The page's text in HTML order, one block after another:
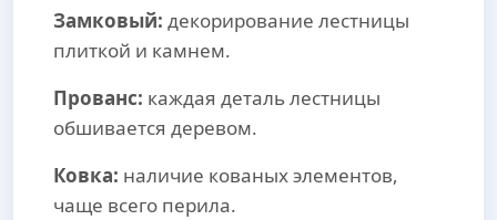
Замковый: декорирование лестницы
плиткой и камнем.
Прованс: каждая деталь лестницы
обшивается деревом.
Ковка: наличие кованых элементов,
чаще всего перила.